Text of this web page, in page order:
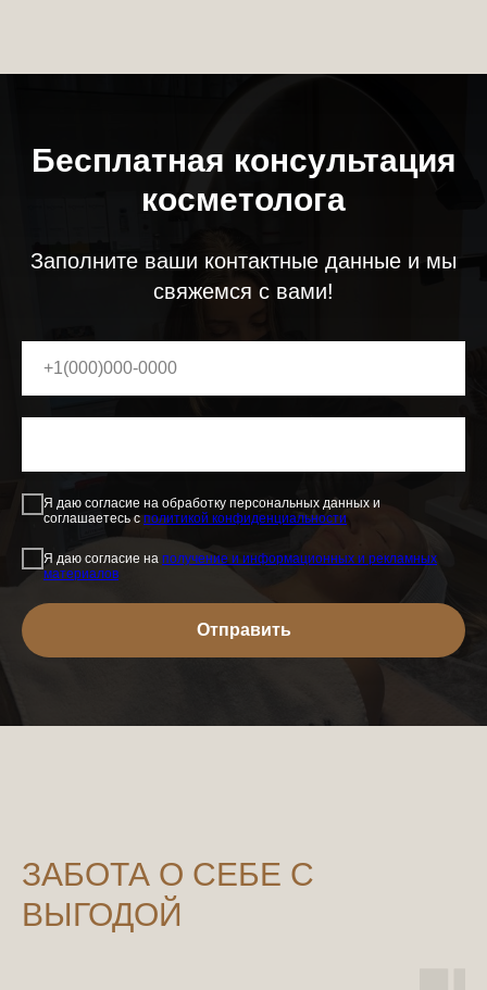
Бесплатная консультация
косметолога
Заполните ваши контактные данные и мы
свяжемся с вами!
Я даю согласие на обработку персональных данных и
соглашаетесь c политикой конфиденциальности
Я даю согласие на получение и информационных и рекламных
материалов
Отправить
ЗАБОТА О СЕБЕ С
ВЫГОДОЙ